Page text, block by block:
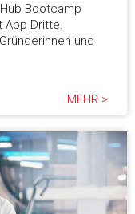
Bootcamp
App Dritte.
und
MEHR >